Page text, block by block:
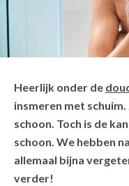
Heerlijk onder de
insmeren met
schoon. Toch is de
schoon. We hebben
allemaal bijna
verder!